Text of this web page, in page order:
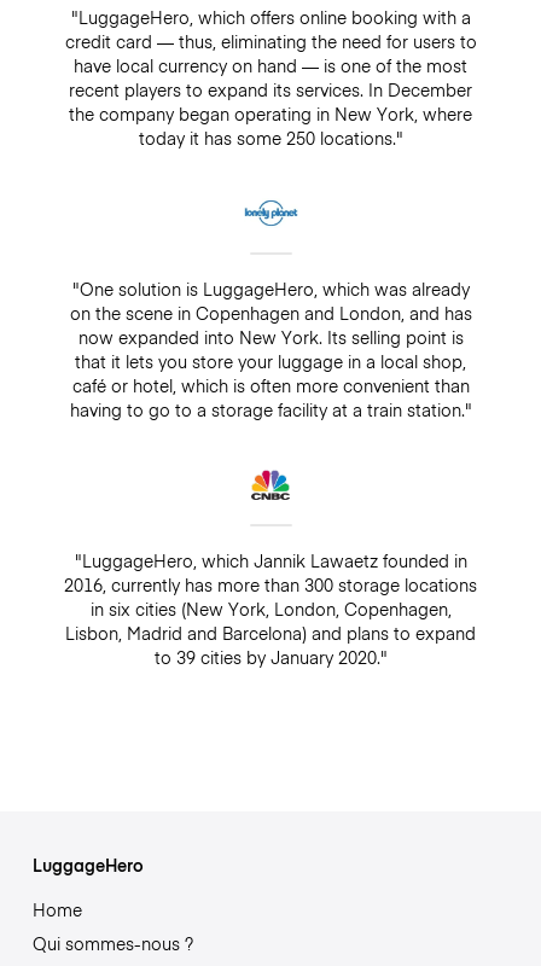
"LuggageHero, which offers online booking with a
credit card — thus, eliminating the need for users to
have local currency on hand — is one of the most
recent players to expand its services. In December
the company began operating in New York, where
today it has some 250 locations."
"One solution is LuggageHero, which was already
on the scene in Copenhagen and London, and has
now expanded into New York. Its selling point is
that it lets you store your luggage in a local shop,
café or hotel, which is often more convenient than
having to go to a storage facility at a train station."
"LuggageHero, which Jannik Lawaetz founded in
2016, currently has more than 300 storage locations
in six cities (New York, London, Copenhagen,
Lisbon, Madrid and Barcelona) and plans to expand
to 39 cities by January 2020."
LuggageHero
Home
Qui sommes-nous ?